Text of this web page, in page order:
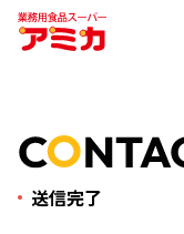
送信完了